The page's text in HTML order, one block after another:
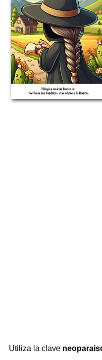
Utiliza la clave